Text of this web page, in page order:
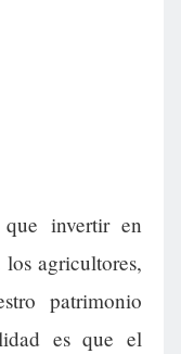
invertir en
agricultores,
patrimonio
es que el